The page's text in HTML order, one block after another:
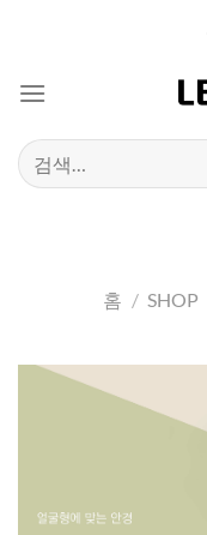
검
색:
홈 / SHOP